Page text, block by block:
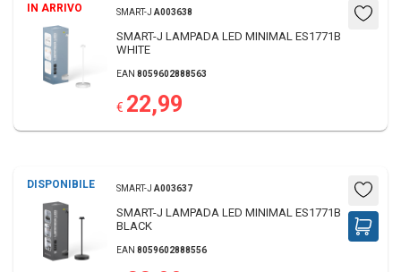
IN ARRIVO SMART-J A003638
SMART-J LAMPADA LED MINIMAL ES1771B
WHITE
EAN 8059602888563
€ 22,99
DISPONIBILE SMART-J A003637
SMART-J LAMPADA LED MINIMAL ES1771B
BLACK
EAN 8059602888556